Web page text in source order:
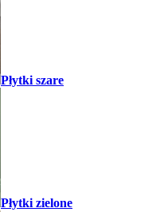
Płytki szare
Płytki zielone